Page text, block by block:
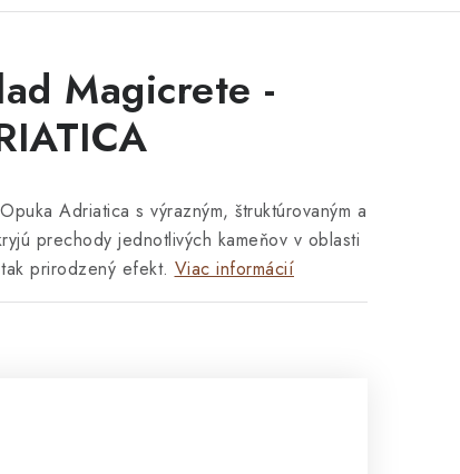
Magicrete -
Adriatica s výrazným, štruktúrovaným a
prechody jednotlivých kameňov v oblasti
prirodzený efekt. Viac informácií